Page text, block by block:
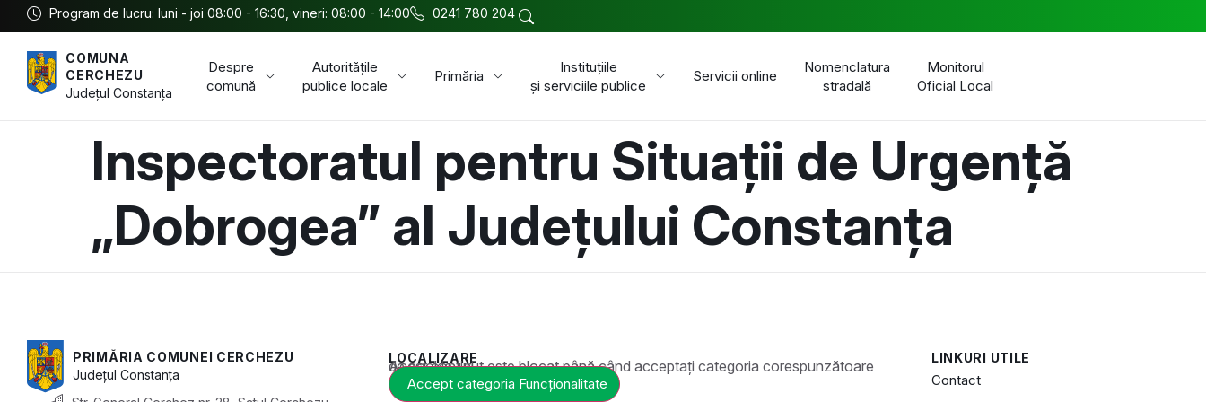
Program de lucru: luni - joi 08:00 - 16:30, vineri: 08:00 - 14:00 0241 780 204
COMUNA
CERCHEZU
JudețulConstanța
Despre
comună
Autoritățile
publice locale
Primăria
Instituțiile
și serviciile publice
Servicii online
Nomenclatura
stradală
Monitorul
Oficial Local
Inspectoratul pentru Situații de Urgență
„Dobrogea” al Județului Constanța
PRIMĂRIA COMUNEI CERCHEZU
JudețulConstanța
LOCALIZARE
Acest conținut este blocat până când acceptați categoria corespunzătoare de cookie-uri.
Accept categoria Funcționalitate
LINKURI UTILE
Contact